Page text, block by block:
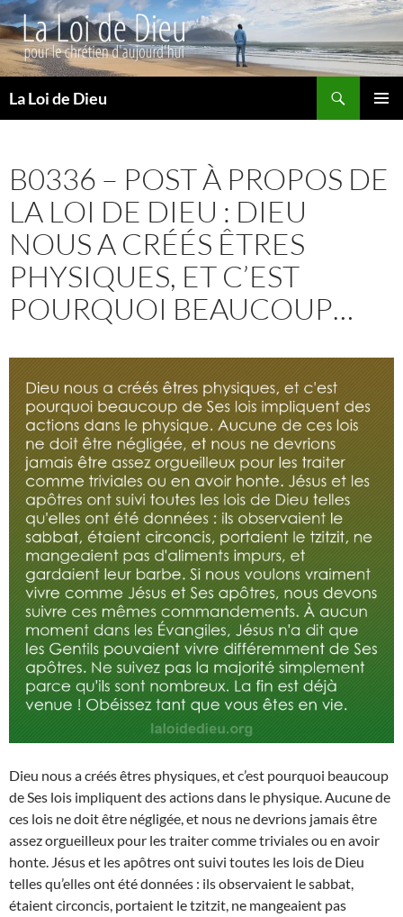
La Loi de Dieu
B0336 – POST À PROPOS DE
LA LOI DE DIEU : DIEU
NOUS A CRÉÉS ÊTRES
PHYSIQUES, ET C’EST
POURQUOI BEAUCOUP…
Dieu nous a créés êtres physiques, et c’est pourquoi beaucoup
de Ses lois impliquent des actions dans le physique. Aucune de
ces lois ne doit être négligée, et nous ne devrions jamais être
assez orgueilleux pour les traiter comme triviales ou en avoir
honte. Jésus et les apôtres ont suivi toutes les lois de Dieu
telles qu’elles ont été données : ils observaient le sabbat,
étaient circoncis, portaient le tzitzit, ne mangeaient pas